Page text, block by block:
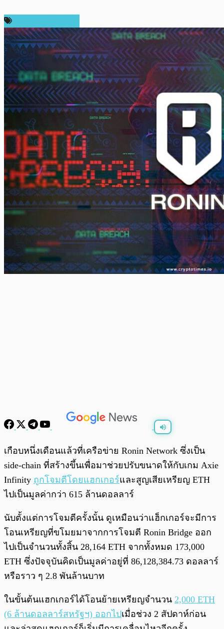
พร้อมเล่น / 0:00
เกือบหนึ่งเดือนแล้วที่เครือข่าย Ronin Network ซึ่งเป็น
side-chain ที่สร้างขึ้นเพื่อมาช่วยปรับขนาดให้กับเกม Axie
Infinity ถูกโจมตีโดยแฮกเกอร์และสูญเสียเหรียญ ETH
ไปเป็นมูลค่ากว่า 615 ล้านดอลลาร์
นับตั้งแต่การโจมตีครั้งนั้น ดูเหมือนว่าแฮ็กเกอร์จะมีการ
โอนเหรียญที่ขโมยมาจากการโจมตี Ronin Bridge ออก
ไปเป็นจำนวนทั้งสิ้น 28,164 ETH จากทั้งหมด 173,000
ETH ซึ่งปัจจุบันคิดเป็นมูลค่าอยู่ที่ 86,128,384.73 ดอลลาร์
หรือราว ๆ 2.8 พันล้านบาท
ในขั้นต้นแฮกเกอร์ได้โอนย้ายเหรียญจำนวน 2,000 ETH
(6 ล้านดอลลาร์สหรัฐฯ) ออกไปเมื่อช่วง 2 สัปดาห์ก่อน